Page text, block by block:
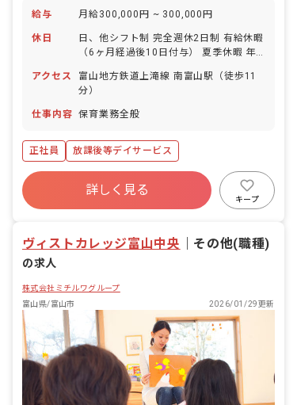
給与 月給300,000円 ~ 300,000円
休日
日、他シフト制 完全週休2日制 有給休暇
（6ヶ月経過後10日付与） 夏季休暇 年
アクセス
富山地方鉄道上滝線 南富山駅（徒歩11
分）
仕事内容 保育業務全般
正社員 放課後等デイサービス
詳しく見る
キープ
ヴィストカレッジ富山中央 その他(職種)
の求人
株式会社ミチルワグループ
富山県/富山市
2026/01/29更新